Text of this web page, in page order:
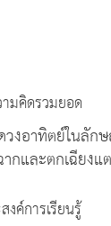
มคิดรวมยอด
วงอาทิตย์ในลัก
กและตกเฉียง
ค์การเรียนรู้